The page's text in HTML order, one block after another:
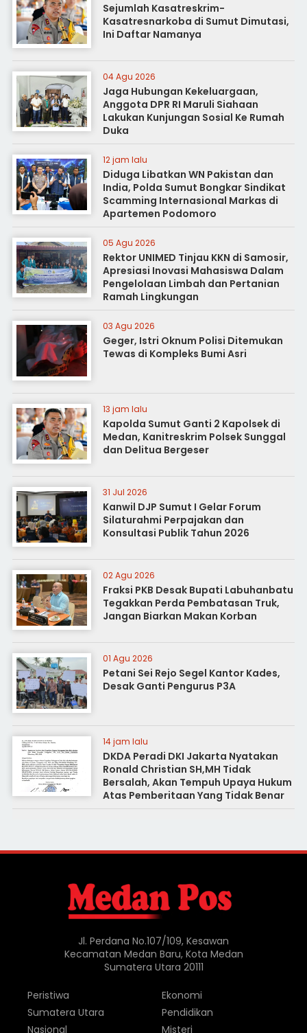
Sejumlah Kasatreskrim-
Kasatresnarkoba di Sumut Dimutasi,
Ini Daftar Namanya
04 Agu 2026
Jaga Hubungan Kekeluargaan,
Anggota DPR RI Maruli Siahaan
Lakukan Kunjungan Sosial Ke Rumah
Duka
12 jam lalu
Diduga Libatkan WN Pakistan dan
India, Polda Sumut Bongkar Sindikat
Scamming Internasional Markas di
Apartemen Podomoro
05 Agu 2026
Rektor UNIMED Tinjau KKN di Samosir,
Apresiasi Inovasi Mahasiswa Dalam
Pengelolaan Limbah dan Pertanian
Ramah Lingkungan
03 Agu 2026
Geger, Istri Oknum Polisi Ditemukan
Tewas di Kompleks Bumi Asri
13 jam lalu
Kapolda Sumut Ganti 2 Kapolsek di
Medan, Kanitreskrim Polsek Sunggal
dan Delitua Bergeser
31 Jul 2026
Kanwil DJP Sumut I Gelar Forum
Silaturahmi Perpajakan dan
Konsultasi Publik Tahun 2026
02 Agu 2026
Fraksi PKB Desak Bupati Labuhanbatu
Tegakkan Perda Pembatasan Truk,
Jangan Biarkan Makan Korban
01 Agu 2026
Petani Sei Rejo Segel Kantor Kades,
Desak Ganti Pengurus P3A
14 jam lalu
DKDA Peradi DKI Jakarta Nyatakan
Ronald Christian SH,MH Tidak
Bersalah, Akan Tempuh Upaya Hukum
Atas Pemberitaan Yang Tidak Benar
Jl. Perdana No.107/109, Kesawan
Kecamatan Medan Baru, Kota Medan
Sumatera Utara 20111
Peristiwa
Sumatera Utara
Nasional
Ekonomi
Pendidikan
Misteri